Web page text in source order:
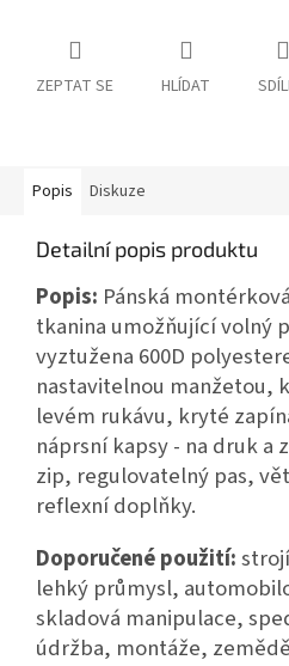
ZEPTAT SE HLÍDAT
Popis Diskuze
Detailní popis produktu
Popis: Pánská
tkanina umožňující volný
vyztužena 600D
nastavitelnou manžetou,
levém rukávu, kryté
náprsní kapsy - na druk a
zip, regulovatelný pas,
reflexní doplňky.
Doporučené použití:
lehký průmysl,
skladová manipulace,
údržba, montáže,